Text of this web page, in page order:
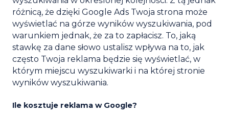
różnicą, że dzięki Google Ads Twoja strona może
wyświetlać na górze wyników wyszukiwania, pod
warunkiem jednak, że za to zapłacisz. To, jaką
stawkę za dane słowo ustalisz wpływa na to, jak
często Twoja reklama będzie się wyświetlać, w
którym miejscu wyszukiwarki i na której stronie
wyników wyszukiwania.
Ile kosztuje reklama w Google?